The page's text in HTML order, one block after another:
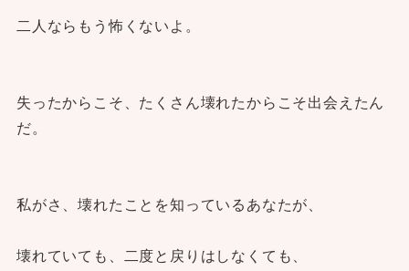
二人ならもう怖くないよ。
失ったからこそ、たくさん壊れたからこそ出会えたん
だ。
私がさ、壊れたことを知っているあなたが、
壊れていても、二度と戻りはしなくても、